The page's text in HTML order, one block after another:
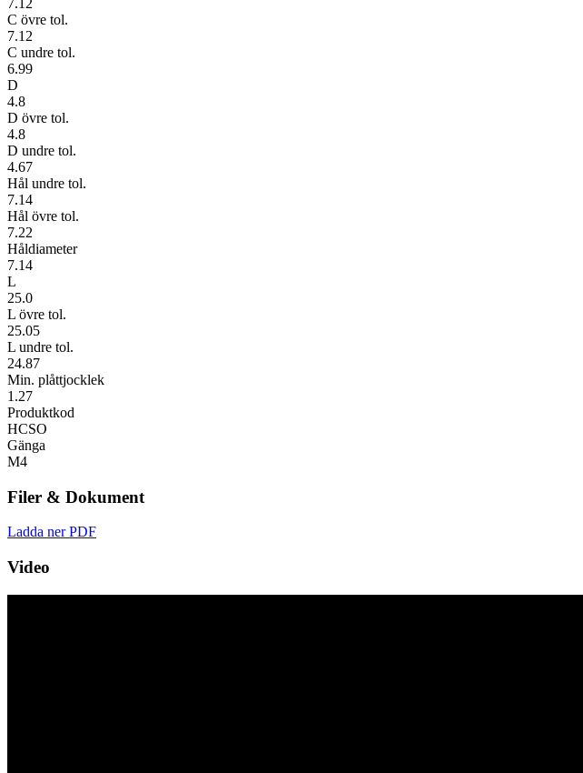
C övre tol.
7.12
C undre tol.
6.99
D
4.8
D övre tol.
4.8
D undre tol.
4.67
Hål undre tol.
7.14
Hål övre tol.
7.22
Håldiameter
7.14
L
25.0
L övre tol.
25.05
L undre tol.
24.87
Min. plåttjocklek
1.27
Produktkod
HCSO
Gänga
M4
Filer & Dokument
Ladda ner PDF
Video